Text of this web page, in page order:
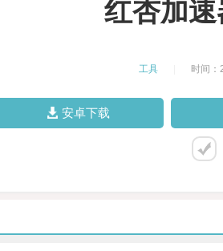
红杏加
工具 时间：
安卓下载